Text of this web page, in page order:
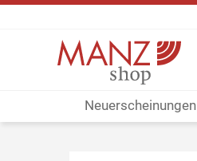
Neuerscheinungen